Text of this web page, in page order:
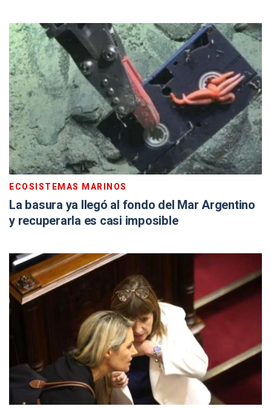
ECOSISTEMAS MARINOS
La basura ya llegó al fondo del Mar Argentino
y recuperarla es casi imposible